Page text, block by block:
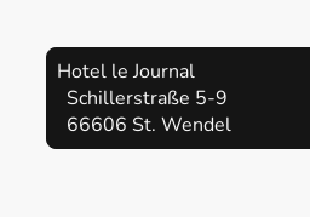
Hotel le Journal
Schillerstraße 5-9
66606 St. Wendel